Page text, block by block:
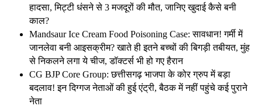
हादसा, मिट्टी धंसने से 3 मजदूरों की मौत, जानिए खुदाई कैसे बनी
काल?
Mandsaur Ice Cream Food Poisoning Case: सावधान! गर्मी में
जानलेवा बनी आइसक्रीम? खाते ही इतने बच्चों की बिगड़ी तबीयत, मुंह
से निकलने लगा ये चीज, डॉक्टर्स भी हो गए हैरान
CG BJP Core Group: छत्तीसगढ़ भाजपा के कोर ग्रुप में बड़ा
बदलाव! इन दिग्गज नेताओं की हुई एंट्री, बैठक में नहीं पहुंचे कई पुराने
नेता